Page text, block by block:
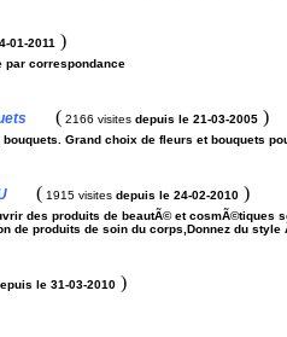
01-2011 )
par correspondance
( 2166 visites depuis le 21-03-2005 )
Grand choix de fleurs et bouquets
( 1915 visites depuis le 24-02-2010 )
des produits de beautÃ© et cosmÃ©tiques
de produits de soin du corps,Donnez du style
le 31-03-2010 )